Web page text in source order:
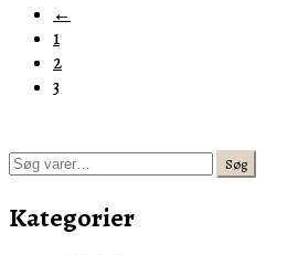
←
1
2
3
Søg
Søg
Kategorier